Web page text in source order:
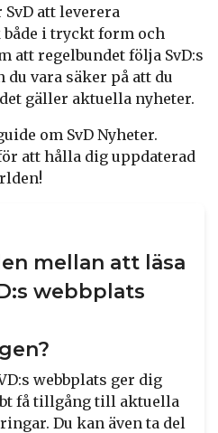
att leverera
i tryckt form och
att regelbundet följa SvD:s
vara säker på att du
gäller aktuella nyheter.
om SvD Nyheter.
att hålla dig uppdaterad
mellan att läsa
webbplats
webbplats ger dig
få tillgång till aktuella
Du kan även ta del